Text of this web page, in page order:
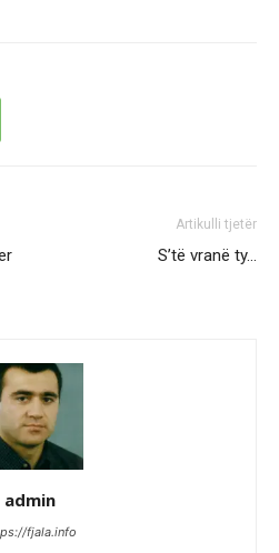
Artikulli tjetër
S’të vranë ty…
admin
fjala.info